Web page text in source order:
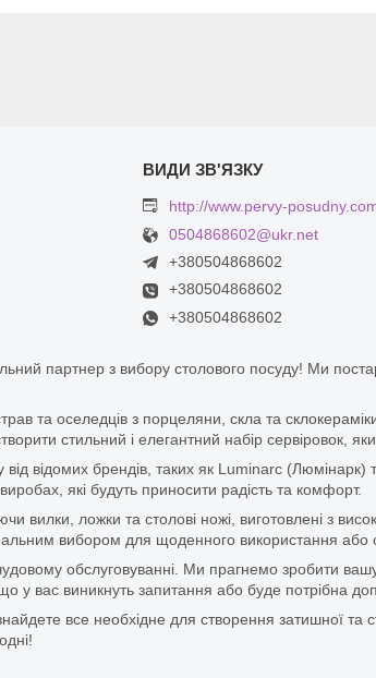
http://www.pervy-
0504868602@ukr.net
+380504868602
+380504868602
+380504868602
партнер з вибору столового посуду! Ми
та оселедців з порцеляни, скла та
стильний і елегантний набір сервіровок,
відомих брендів, таких як Luminarc
які будуть приносити радість та комфорт.
ложки та столові ножі, виготовлені з
вибором для щоденного використання або
обслуговуванні. Ми прагнемо зробити
у вас виникнуть запитання або буде потрібна
все необхідне для створення затишної та